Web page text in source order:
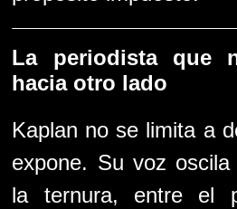
La periodista que
hacia otro lado
Kaplan no se limita a
expone. Su voz
la ternura, entre el